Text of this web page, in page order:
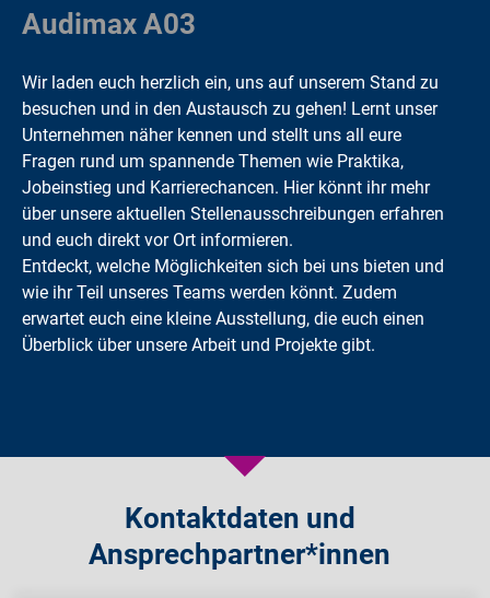
Audimax A03
Wir laden euch herzlich ein, uns auf unserem Stand zu
besuchen und in den Austausch zu gehen! Lernt unser
Unternehmen näher kennen und stellt uns all eure
Fragen rund um spannende Themen wie Praktika,
Jobeinstieg und Karrierechancen. Hier könnt ihr mehr
über unsere aktuellen Stellenausschreibungen erfahren
und euch direkt vor Ort informieren.
Entdeckt, welche Möglichkeiten sich bei uns bieten und
wie ihr Teil unseres Teams werden könnt. Zudem
erwartet euch eine kleine Ausstellung, die euch einen
Überblick über unsere Arbeit und Projekte gibt.
Kontaktdaten und
Ansprechpartner*innen